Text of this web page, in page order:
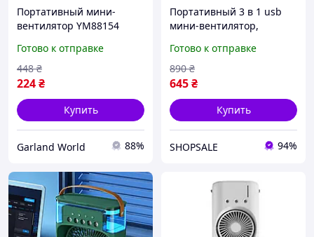
Портативный мини-
вентилятор YM88154
зарядкой, настольный
USB вентилятор, ручной
мини вентилятор
зеленый
Готово к отправке
224₴
448 ₴
Купить
Garland World 88%
Портативный 3 в 1 usb
мини-вентилятор,
с увлажнителем BVS
Готово к отправке
645₴
890 ₴
Купить
SHOPSALE 94%